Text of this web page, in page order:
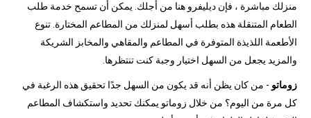
منزلك مباشرة ، فإن ديليفرو هنا من أجلك. يمكن أن تسمح خدمة طلب
الطعام المتنقلة هذه بطلب أسهل لمنزلك من المطاعم المختارة. تنوع
الأطعمة اللذيذة المتوفرة في المطاعم والمقاهي والمخابز الشريكة
والمزيد يجعل من السهل اختيار وجبة كنت تنتظرها.
زوماتو - من كان يظن أنه قد يكون من السهل جدًا تحقيق هذه الرغبة في
كل مرة من اليوم؟ من خلال زوماتو يمكنك تحديد واستكشاف المطاعم